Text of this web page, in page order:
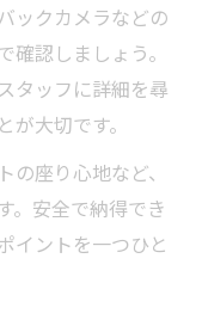
ックカメラなどの
認しましょう。
タッフに詳細を尋
大切です。
座り心地など、
。安全で納得でき
イントを一つひと